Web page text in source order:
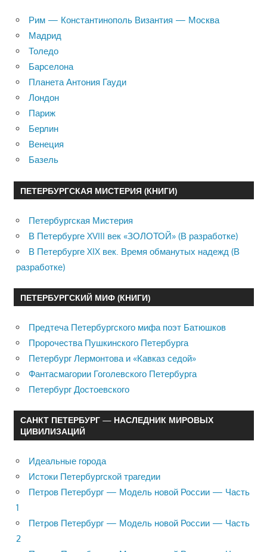
Рим — Константинополь Византия — Москва
Мадрид
Толедо
Барселона
Планета Антония Гауди
Лондон
Париж
Берлин
Венеция
Базель
ПЕТЕРБУРГСКАЯ МИСТЕРИЯ (КНИГИ)
Петербургская Мистерия
В Петербурге XVIII век «ЗОЛОТОЙ» (В разработке)
В Петербурге XIX век. Время обманутых надежд (В
разработке)
ПЕТЕРБУРГСКИЙ МИФ (КНИГИ)
Предтеча Петербургского мифа поэт Батюшков
Пророчества Пушкинского Петербурга
Петербург Лермонтова и «Кавказ седой»
Фантасмагории Гоголевского Петербурга
Петербург Достоевского
САНКТ ПЕТЕРБУРГ — НАСЛЕДНИК МИРОВЫХ
ЦИВИЛИЗАЦИЙ
Идеальные города
Истоки Петербургской трагедии
Петров Петербург — Модель новой России — Часть
1
Петров Петербург — Модель новой России — Часть
2